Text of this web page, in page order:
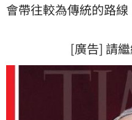
會帶往較為傳統的路線
[廣告] 請